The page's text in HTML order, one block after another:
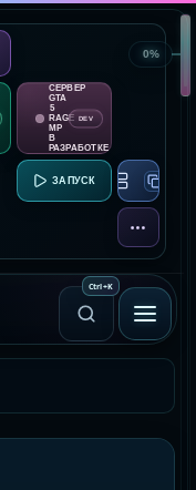
СЕРВЕР
GTA
5
RAGE
MP
В
РАЗРАБОТКЕ
DEV
RAGE
ЕЩЁ
Ctrl+K
0%